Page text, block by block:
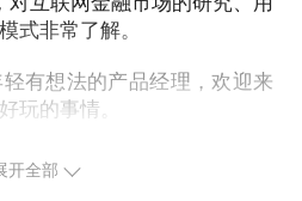
们也可以深入交流，希望大
式非常了解。
有想法的产品经理，欢迎来
玩的事情。
年网球，斩获过武汉学生单
开全部